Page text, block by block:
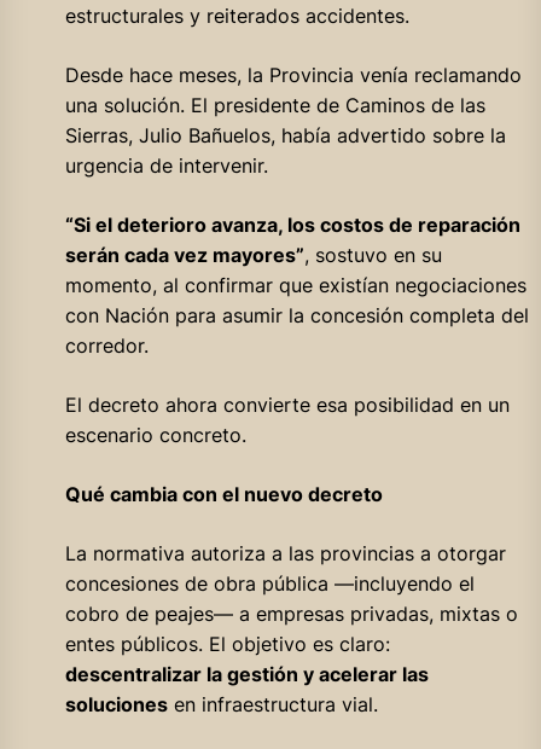
estructurales y reiterados accidentes.
Desde hace meses, la Provincia venía reclamando
una solución. El presidente de Caminos de las
Sierras, Julio Bañuelos, había advertido sobre la
urgencia de intervenir.
“Si el deterioro avanza, los costos de reparación
serán cada vez mayores”, sostuvo en su
momento, al confirmar que existían negociaciones
con Nación para asumir la concesión completa del
corredor.
El decreto ahora convierte esa posibilidad en un
escenario concreto.
Qué cambia con el nuevo decreto
La normativa autoriza a las provincias a otorgar
concesiones de obra pública —incluyendo el
cobro de peajes— a empresas privadas, mixtas o
entes públicos. El objetivo es claro:
descentralizar la gestión y acelerar las
solucionesen infraestructura vial.